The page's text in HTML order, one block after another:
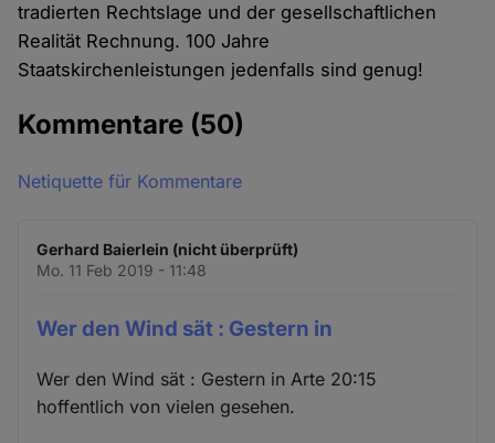
tradierten Rechtslage und der gesellschaftlichen
Realität Rechnung. 100 Jahre
Staatskirchenleistungen jedenfalls sind genug!
Kommentare (50)
Netiquette für Kommentare
Gerhard Baierlein (nicht überprüft)
Mo. 11 Feb 2019 - 11:48
Wer den Wind sät : Gestern in
Wer den Wind sät : Gestern in Arte 20:15
hoffentlich von vielen gesehen.